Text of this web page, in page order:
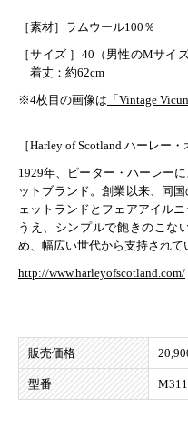
［素材］ラムウール100％
［サイズ ］40（男性のMサ
着丈：約62cm
※4枚目の画像は 「Vintage
［Harley of Scotland ハーレー
1929年、ピーター・ハーレー
ットブランド。創業以来、同
ェットランドとフェアアイル
うえ、シンプルで飽きのこな
め、幅広い世代から支持されて
http://www.harleyofscotland.com/
販売価格
型番